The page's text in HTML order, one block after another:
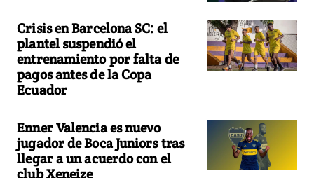
Crisis en Barcelona SC: el
plantel suspendió el
entrenamiento por falta de
pagos antes de la Copa
Ecuador
Enner Valencia es nuevo
jugador de Boca Juniors tras
llegar a un acuerdo con el
club Xeneize